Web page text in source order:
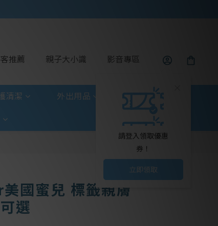
推薦 親子大小識 影音專區
請登入領取優惠
券！
立即領取
清潔 外出用品 玩具童書
國蜜兒 標籤親膚
選